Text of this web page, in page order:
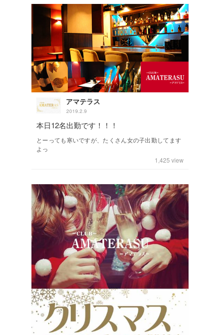
アマテラス
2019.2.9
本日12名出勤です！！！
とーっても寒いですが、たくさん女の子出勤してます
よっ
1,425 view